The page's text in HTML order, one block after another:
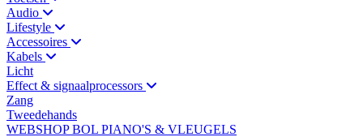
Audio
Lifestyle
Accessoires
Kabels
Licht
Effect & signaalprocessors
Zang
Tweedehands
WEBSHOP BOL PIANO'S & VLEUGELS